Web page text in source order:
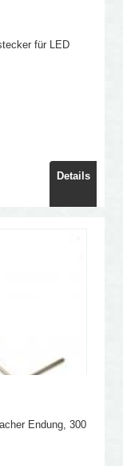
für LED
Details
Endung, 300